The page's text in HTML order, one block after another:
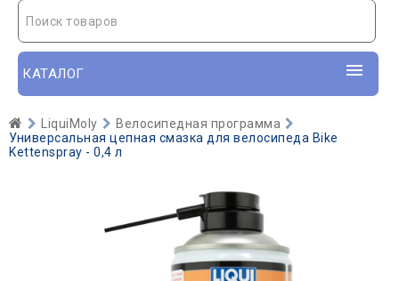
Поиск товаров
КАТАЛОГ
LiquiMoly
Велосипедная программа
Универсальная цепная смазка для велосипеда Bike
Kettenspray - 0,4 л